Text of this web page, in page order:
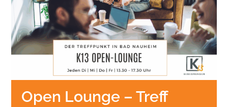
Open Lounge – Treff